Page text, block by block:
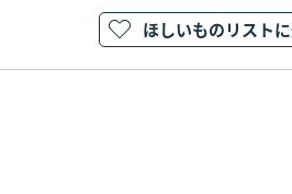
ほしいものリスト